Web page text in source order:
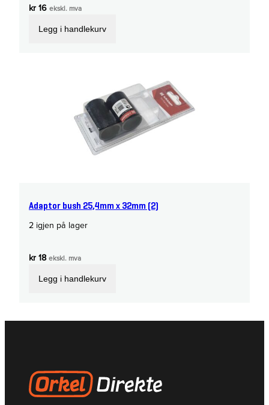
kr16 ekskl. mva
Legg i handlekurv
Adaptor bush 25,4mm x 32mm (2)
2 igjen på lager
kr18 ekskl. mva
Legg i handlekurv